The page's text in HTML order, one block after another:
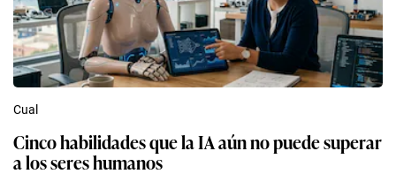
Cual
Cinco habilidades que la IA aún no puede superar
a los seres humanos